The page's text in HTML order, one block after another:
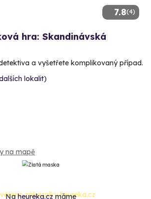
7.8(4)
hra: Skandinávská
a vyšetřete komplikovaný případ.
lokalit)
na mapě
Naheureka.czmáme